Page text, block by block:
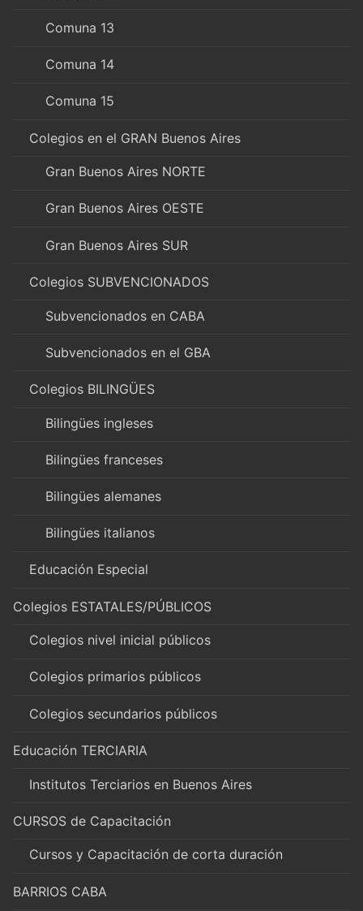
Comuna 13
Comuna 14
Comuna 15
Colegios en el GRAN Buenos Aires
Gran Buenos Aires NORTE
Gran Buenos Aires OESTE
Gran Buenos Aires SUR
Colegios SUBVENCIONADOS
Subvencionados en CABA
Subvencionados en el GBA
Colegios BILINGÜES
Bilingües ingleses
Bilingües franceses
Bilingües alemanes
Bilingües italianos
Educación Especial
Colegios ESTATALES/PÚBLICOS
Colegios nivel inicial públicos
Colegios primarios públicos
Colegios secundarios públicos
Educación TERCIARIA
Institutos Terciarios en Buenos Aires
CURSOS de Capacitación
Cursos y Capacitación de corta duración
BARRIOS CABA